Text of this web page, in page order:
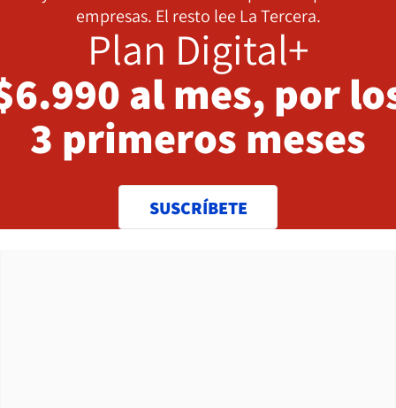
empresas. El resto lee La Tercera.
Plan Digital+
al mes, por
3 primeros meses
SUSCRÍBETE